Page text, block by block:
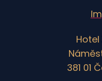
381 01